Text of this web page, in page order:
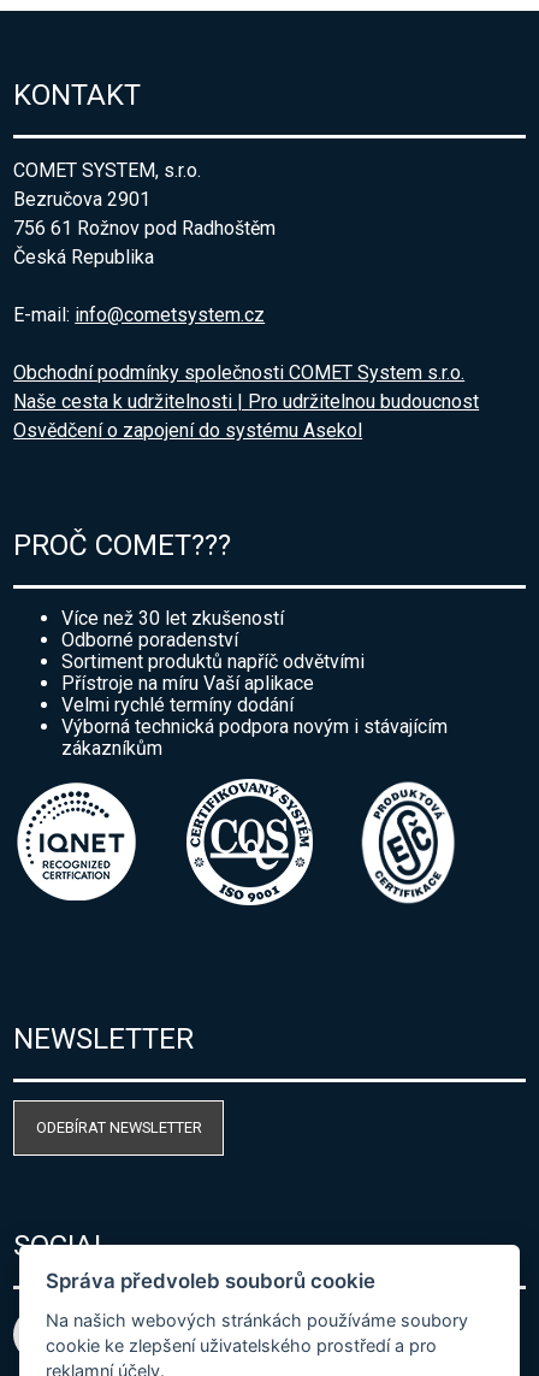
KONTAKT
COMET SYSTEM, s.r.o.
Bezručova 2901
756 61 Rožnov pod Radhoštěm
Česká Republika
E-mail: info@cometsystem.cz
Obchodní podmínky společnosti COMET System s.r.o.
Naše cesta k udržitelnosti | Pro udržitelnou budoucnost
Osvědčení o zapojení do systému Asekol
PROČ COMET???
Více než 30 let zkušeností
Odborné poradenství
Sortiment produktů napříč odvětvími
Přístroje na míru Vaší aplikace
Velmi rychlé termíny dodání
Výborná technická podpora novým i stávajícím
zákazníkům
NEWSLETTER
ODEBÍRAT NEWSLETTER
SOCIAL
Správa předvoleb souborů cookie
Na našich webových stránkách používáme soubory
cookie ke zlepšení uživatelského prostředí a pro
reklamní účely.